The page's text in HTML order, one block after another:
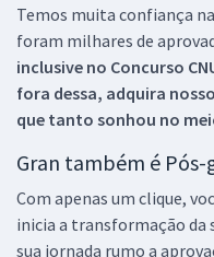
Temos muita confiança
foram milhares de
inclusive no Concurso
fora dessa, adquira
que tanto sonhou no
Gran também é Pós-
Com apenas um clique,
inicia a transformação da
sua jornada rumo a